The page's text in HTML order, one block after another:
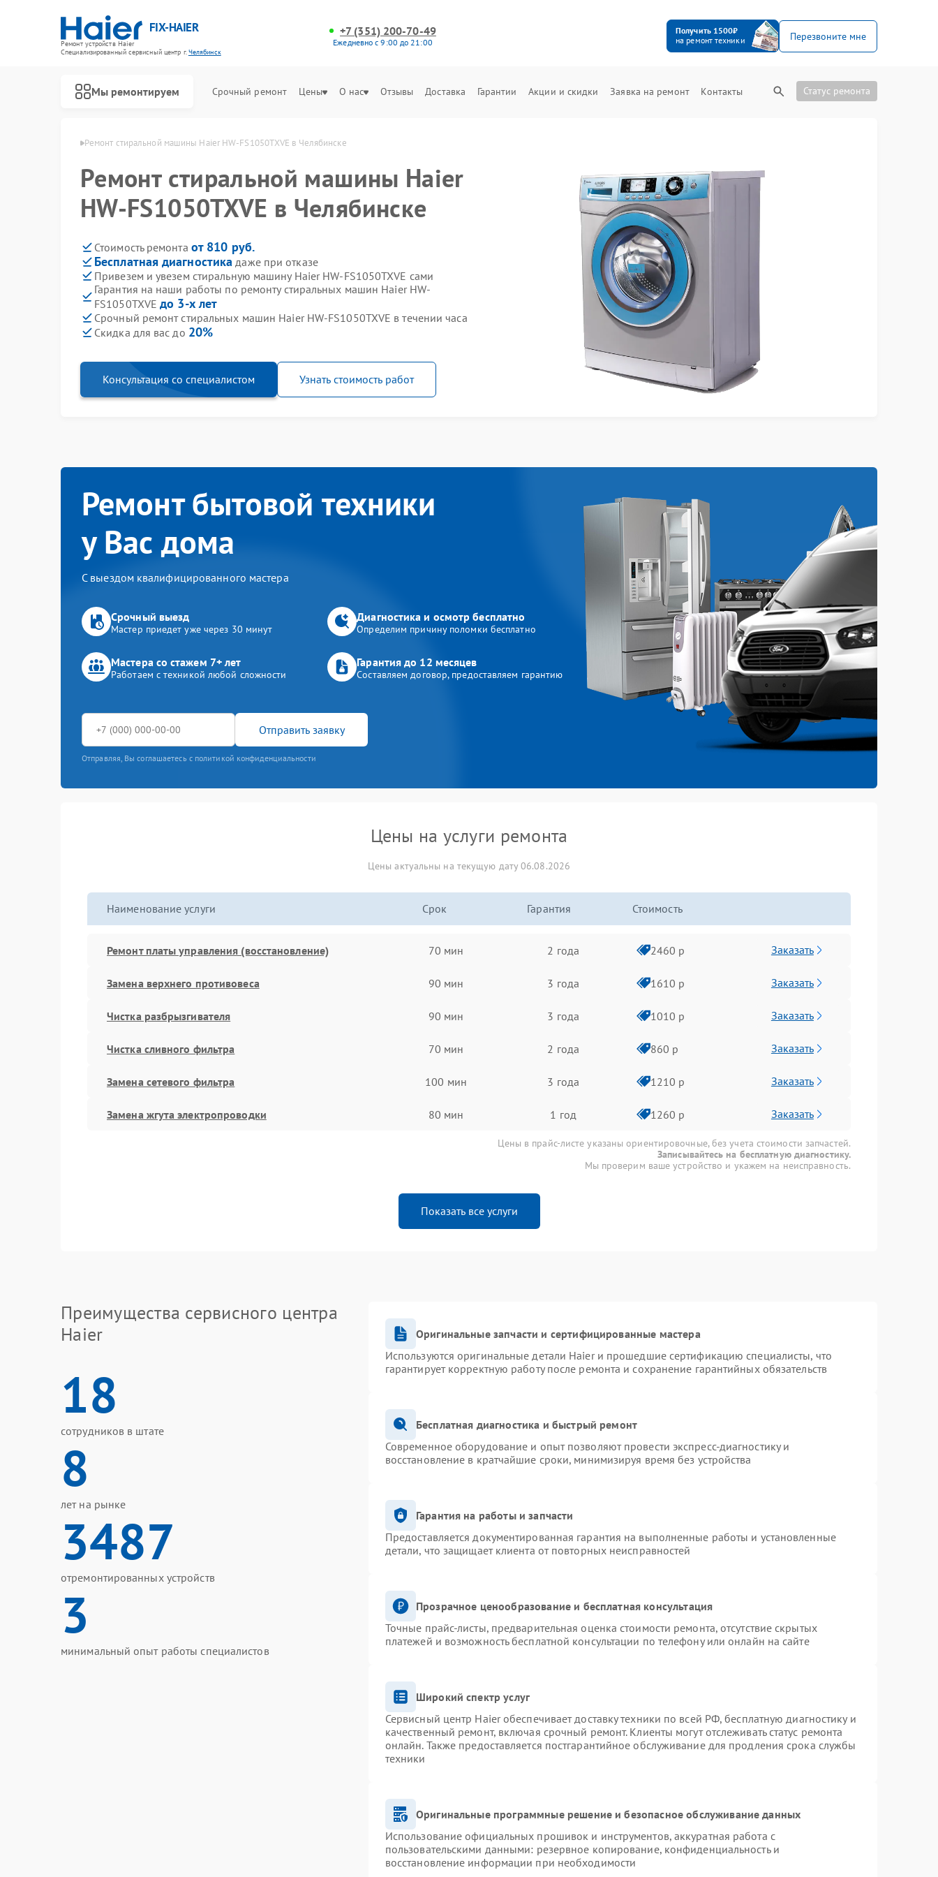
FIX-HAIER
Ремонт устройств Haier
Специализированный cервисный центр г.Челябинск
+7 (351) 200-70-49
Ежедневно с 9:00 до 21:00
Получить 1500₽
на ремонт техники
Перезвоните мне
Мы ремонтируем Срочный ремонт Цены О нас Отзывы Доставка Гарантии Акции и скидки Заявка на ремонт Контакты Статус ремонта
Ремонт стиральной машины Haier HW-FS1050TXVE в Челябинске
Ремонт стиральной машины Haier
HW-FS1050TXVE в Челябинске
Стоимость ремонта от 810 руб.
Бесплатная диагностика даже при отказе
Привезем и увезем стиральную машину Haier HW-FS1050TXVE сами
Гарантия на наши работы по ремонту стиральных машин Haier HW-
FS1050TXVEдо 3-х лет
Срочный ремонт стиральных машин Haier HW-FS1050TXVE в течении часа
Скидка для вас до 20%
Консультация со специалистом Узнать стоимость работ
Ремонт бытовой техники
у Вас дома
С выездом квалифицированного мастера
Срочный выезд
Мастер приедет уже через 30 минут
Диагностика и осмотр бесплатно
Определим причину поломки бесплатно
Мастера со стажем 7+ лет
Работаем с техникой любой сложности
Гарантия до 12 месяцев
Составляем договор, предоставляем гарантию
Отправить заявку
Отправляя, Вы соглашаетесь с политикой конфиденциальности
Цены на услуги ремонта
Цены актуальны на текущую дату 06.08.2026
Наименование услуги Срок Гарантия Стоимость
Ремонт платы управления (восстановление) 70 мин 2 года 2460 р Заказать
Замена верхнего противовеса 90 мин 3 года 1610 р Заказать
Чистка разбрызгивателя 90 мин 3 года 1010 р Заказать
Чистка сливного фильтра 70 мин 2 года 860 р Заказать
Замена сетевого фильтра 100 мин 3 года 1210 р Заказать
Замена жгута электропроводки 80 мин 1 год 1260 р Заказать
Цены в прайс-листе указаны ориентировочные, без учета стоимости запчастей.
Записывайтесь на бесплатную диагностику.
Мы проверим ваше устройство и укажем на неисправность.
Показать все услуги
Преимущества сервисного центра
Haier
18
сотрудников в штате
8
лет на рынке
3487
отремонтированных устройств
3
минимальный опыт работы специалистов
Оригинальные запчасти и сертифицированные мастера
Используются оригинальные детали Haier и прошедшие сертификацию специалисты, что
гарантирует корректную работу после ремонта и сохранение гарантийных обязательств
Бесплатная диагностика и быстрый ремонт
Современное оборудование и опыт позволяют провести экспресс-диагностику и
восстановление в кратчайшие сроки, минимизируя время без устройства
Гарантия на работы и запчасти
Предоставляется документированная гарантия на выполненные работы и установленные
детали, что защищает клиента от повторных неисправностей
Прозрачное ценообразование и бесплатная консультация
Точные прайс-листы, предварительная оценка стоимости ремонта, отсутствие скрытых
платежей и возможность бесплатной консультации по телефону или онлайн на сайте
Широкий спектр услуг
Сервисный центр Haier обеспечивает доставку техники по всей РФ, бесплатную диагностику и
качественный ремонт, включая срочный ремонт. Клиенты могут отслеживать статус ремонта
онлайн. Также предоставляется постгарантийное обслуживание для продления срока службы
техники
Оригинальные программные решение и безопасное обслуживание данных
Использование официальных прошивок и инструментов, аккуратная работа с
пользовательскими данными: резервное копирование, конфиденциальность и
восстановление информации при необходимости